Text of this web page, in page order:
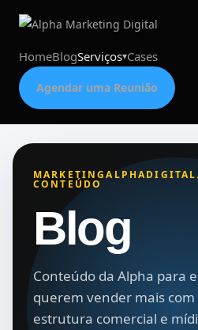
HomeBlogServiços Cases
Agendar uma Reunião
CONTEÚDO
Blog
Conteúdo da Alpha para
querem vender mais
estrutura comercial e